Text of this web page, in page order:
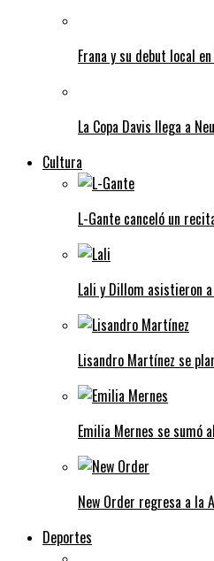
Frana y su debut local
La Copa Davis llega a
Cultura
L-Gante canceló un
Lali y Dillom asistieron
Lisandro Martínez se
Emilia Mernes se sumó
New Order regresa a la
Deportes